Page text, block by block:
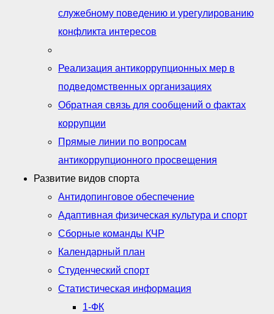
служебному поведению и урегулированию
конфликта интересов
Реализация антикоррупционных мер в
подведомственных организациях
Обратная связь для сообщений о фактах
коррупции
Прямые линии по вопросам
антикоррупционного просвещения
Развитие видов спорта
Антидопинговое обеспечение
Адаптивная физическая культура и спорт
Сборные команды КЧР
Календарный план
Студенческий спорт
Статистическая информация
1-ФК